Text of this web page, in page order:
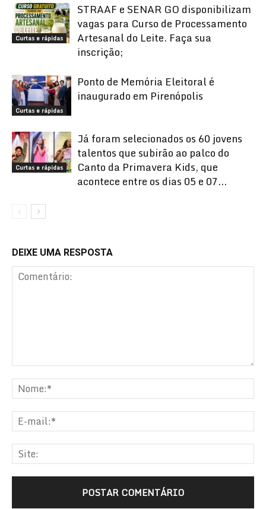
Curtas e rápidas
STRAAF e SENAR GO disponibilizam
vagas para Curso de Processamento
Artesanal do Leite. Faça sua
inscrição;
Curtas e rápidas
Ponto de Memória Eleitoral é
inaugurado em Pirenópolis
Curtas e rápidas
Já foram selecionados os 60 jovens
talentos que subirão ao palco do
Canto da Primavera Kids, que
acontece entre os dias 05 e 07...
DEIXE UMA RESPOSTA